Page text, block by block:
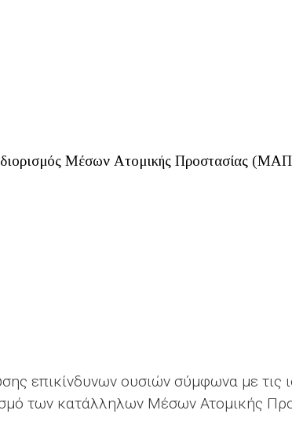
Μέσων Ατομικής Προστασίας
επικίνδυνων ουσιών σύμφωνα με τις
των κατάλληλων Μέσων Ατομικής